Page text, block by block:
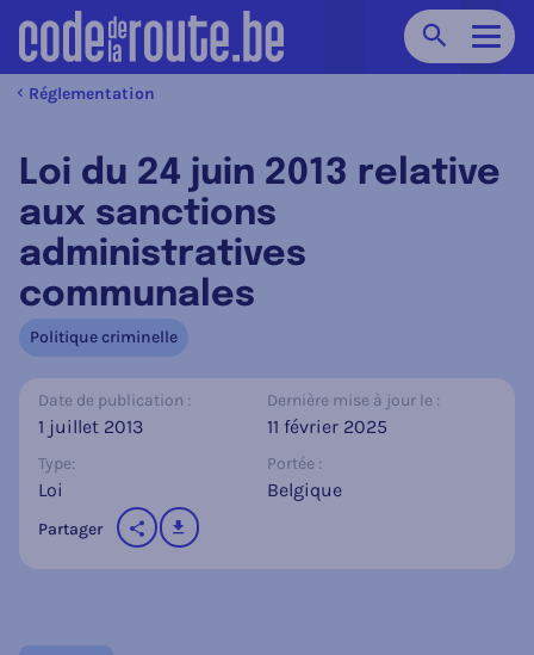
Chercher
Réglementation
Loi du 24 juin 2013 relative
aux sanctions
administratives
communales
Politique criminelle
Date de publication :
1 juillet 2013
Dernière mise à jour le :
11 février 2025
Type:
Loi
Portée :
Belgique
Partager télécharger